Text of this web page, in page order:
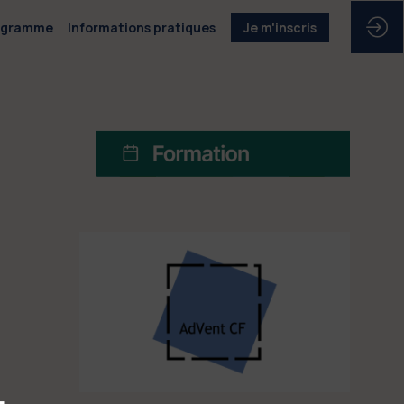
Informations pratiques Je m'inscris